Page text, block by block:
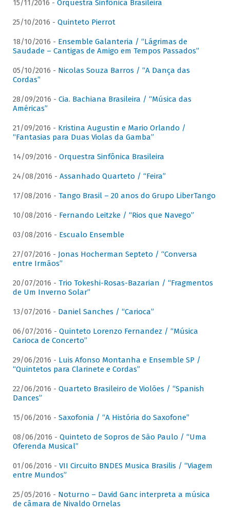
15/11/2016 - Orquestra Sinfônica Brasileira
25/10/2016 - Quinteto Pierrot
18/10/2016 - Ensemble Galanteria / “Lágrimas de
Saudade – Cantigas de Amigo em Tempos Passados”
05/10/2016 - Nicolas Souza Barros / “A Dança das
Cordas”
28/09/2016 - Cia. Bachiana Brasileira / “Música das
Américas”
21/09/2016 - Kristina Augustin e Mario Orlando /
“Fantasias para Duas Violas da Gamba”
14/09/2016 - Orquestra Sinfônica Brasileira
24/08/2016 - Assanhado Quarteto / “Feira”
17/08/2016 - Tango Brasil – 20 anos do Grupo LiberTango
10/08/2016 - Fernando Leitzke / “Rios que Navego”
03/08/2016 - Escualo Ensemble
27/07/2016 - Jonas Hocherman Septeto / “Conversa
entre Irmãos”
20/07/2016 - Trio Tokeshi-Rosas-Bazarian / “Fragmentos
de Um Inverno Solar”
13/07/2016 - Daniel Sanches / “Carioca”
06/07/2016 - Quinteto Lorenzo Fernandez / “Música
Carioca de Concerto”
29/06/2016 - Luis Afonso Montanha e Ensemble SP /
“Quintetos para Clarinete e Cordas”
22/06/2016 - Quarteto Brasileiro de Violões / “Spanish
Dances”
15/06/2016 - Saxofonia / “A História do Saxofone”
08/06/2016 - Quinteto de Sopros de São Paulo / “Uma
Oferenda Musical”
01/06/2016 - VII Circuito BNDES Musica Brasilis / “Viagem
entre Mundos”
25/05/2016 - Noturno – David Ganc interpreta a música
de câmara de Nivaldo Ornelas